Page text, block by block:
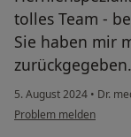
tolles Team -
Sie haben mir
zurückgegeben.
5. August 2024 • Dr.
Problem melden